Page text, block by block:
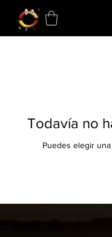
Todavía no
Puedes elegir